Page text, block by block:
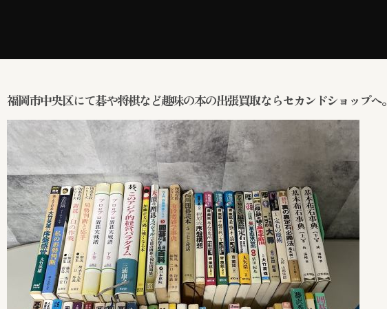
福岡市中央区にて碁や将棋など趣味の本の出張買取ならセカンドショップへ。